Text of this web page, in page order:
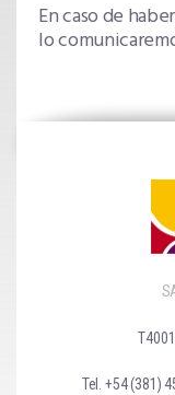
En caso de
lo
Tel. +54 (381)